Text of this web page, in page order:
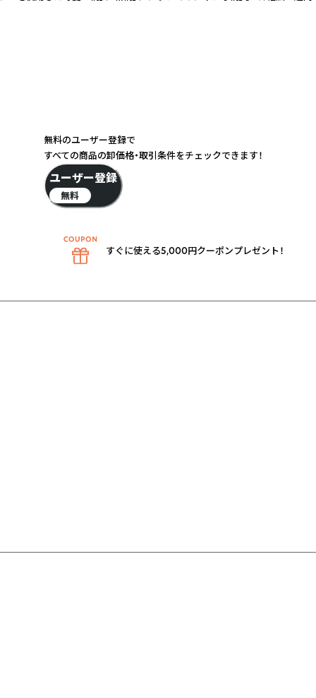
無料のユーザー登録で
すべての商品の卸価格・取引条件をチェックできます！
ユーザー登録
無料
すぐに使える5,000円クーポンプレゼント！